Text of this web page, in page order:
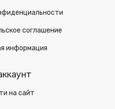
соглашение
информация
на сайт